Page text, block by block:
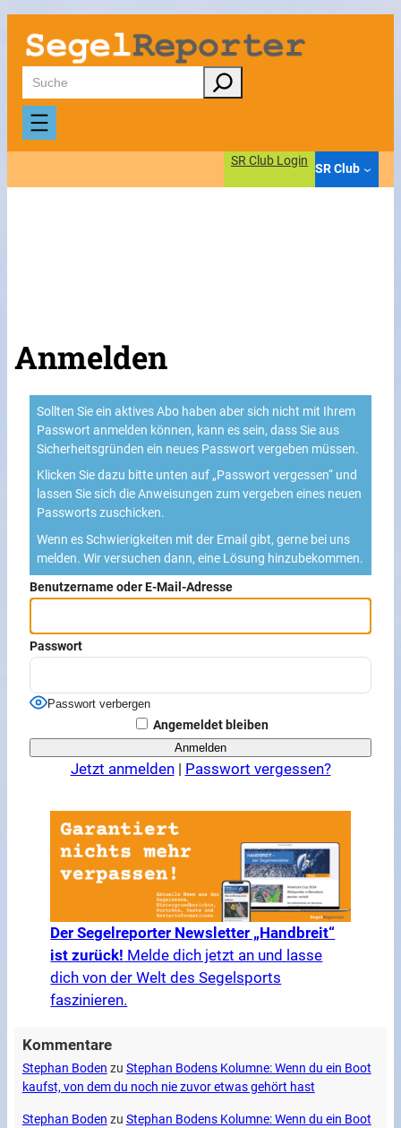
Suchen
SR Club Login
SR Club
Anmelden
Sollten Sie ein aktives Abo haben aber sich nicht mit Ihrem
Passwort anmelden können, kann es sein, dass Sie aus
Sicherheitsgründen ein neues Passwort vergeben müssen.
Klicken Sie dazu bitte unten auf „Passwort vergessen“ und
lassen Sie sich die Anweisungen zum vergeben eines neuen
Passworts zuschicken.
Wenn es Schwierigkeiten mit der Email gibt, gerne bei uns
melden. Wir versuchen dann, eine Lösung hinzubekommen.
Benutzername oder E-Mail-Adresse
Passwort
Passwort verbergen
Angemeldet bleiben
Jetzt anmelden| Passwort vergessen?
Der Segelreporter Newsletter „Handbreit“
ist zurück! Melde dich jetzt an und lasse
dich von der Welt des Segelsports
faszinieren.
Kommentare
Stephan Boden zu Stephan Bodens Kolumne: Wenn du ein Boot
kaufst, von dem du noch nie zuvor etwas gehört hast
Stephan Boden zu Stephan Bodens Kolumne: Wenn du ein Boot